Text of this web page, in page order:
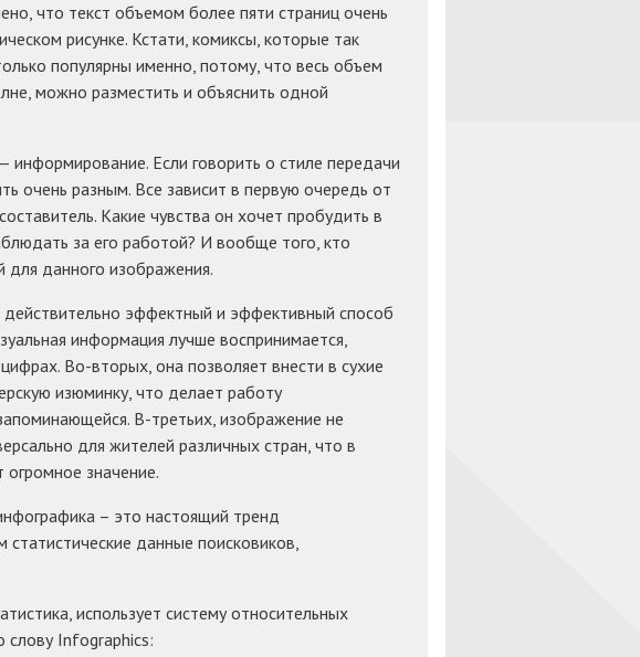
что текст объемом более пяти страниц очень
рисунке. Кстати, комиксы, которые так
популярны именно, потому, что весь объем
можно разместить и объяснить одной
информирование. Если говорить о стиле передачи
очень разным. Все зависит в первую очередь от
Какие чувства он хочет пробудить в
за его работой? И вообще того, кто
для данного изображения.
эффектный и эффективный способ
информация лучше воспринимается,
Во-вторых, она позволяет внести в сухие
изюминку, что делает работу
В-третьих, изображение не
для жителей различных стран, что в
огромное значение.
– это настоящий тренд
данные поисковиков,
использует систему относительных
слову Infographics: